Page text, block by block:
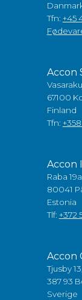
Tfn: +45
Accon
67100
Finland
Tfn:
Accon
Raba 19a
80041
Estonia
Tlf: +372
Accon
Tjusby 13,
387 93
Sverige